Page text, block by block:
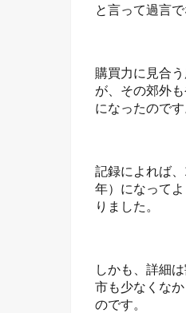
と言って過言
購買力に見合
が、その郊外
になったのです
記録によれば
年）になって
りました。
しかも、詳細
市も少なくな
のです。